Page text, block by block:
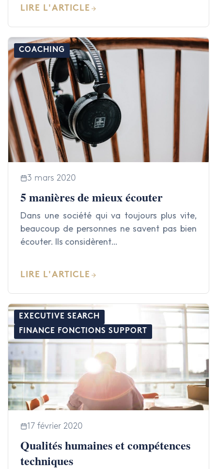
LIRE L'ARTICLE
COACHING
3 mars 2020
5 manières de mieux écouter
Dans une société qui va toujours plus vite,
beaucoup de personnes ne savent pas bien
écouter. Ils considèrent…
LIRE L'ARTICLE
EXECUTIVE SEARCH
FINANCE FONCTIONS SUPPORT
17 février 2020
Qualités humaines et compétences
techniques